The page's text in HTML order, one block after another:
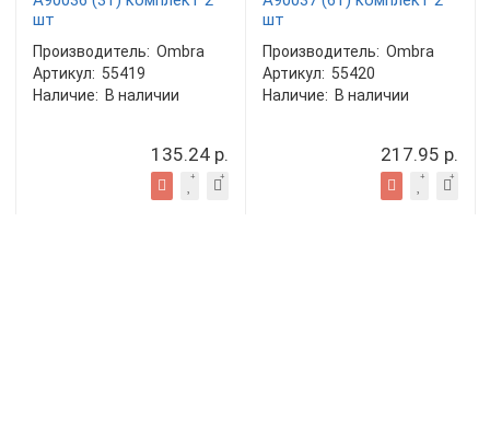
шт
Производитель: Ombra
Артикул: 55419
Наличие: В наличии
135.24 р.
шт
Производитель: Ombra
Артикул: 55420
Наличие: В наличии
217.95 р.